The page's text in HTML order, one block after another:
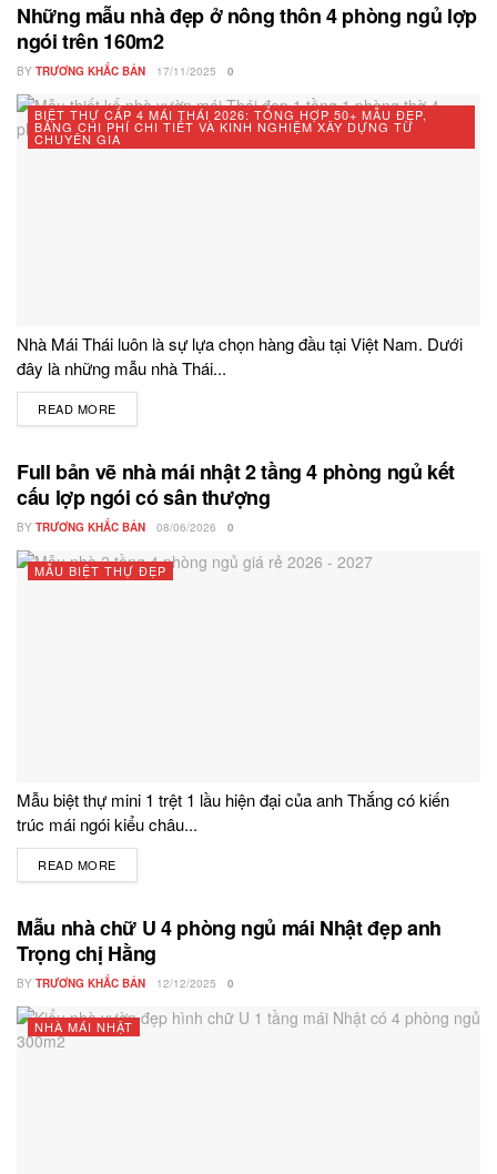
Những mẫu nhà đẹp ở nông thôn 4 phòng ngủ lợp
ngói trên 160m2
BY TRƯƠNG KHẮC BẢN 17/11/2025 0
BIỆT THỰ CẤP 4 MÁI THÁI 2026: TỔNG HỢP 50+ MẪU ĐẸP,
BẢNG CHI PHÍ CHI TIẾT VÀ KINH NGHIỆM XÂY DỰNG TỪ
CHUYÊN GIA
Nhà Mái Thái luôn là sự lựa chọn hàng đầu tại Việt Nam. Dưới
đây là những mẫu nhà Thái...
READ MORE
Full bản vẽ nhà mái nhật 2 tầng 4 phòng ngủ kết
cấu lợp ngói có sân thượng
BY TRƯƠNG KHẮC BẢN 08/06/2026 0
MẪU BIỆT THỰ ĐẸP
Mẫu biệt thự mini 1 trệt 1 lầu hiện đại của anh Thắng có kiến
trúc mái ngói kiểu châu...
READ MORE
Mẫu nhà chữ U 4 phòng ngủ mái Nhật đẹp anh
Trọng chị Hằng
BY TRƯƠNG KHẮC BẢN 12/12/2025 0
NHÀ MÁI NHẬT